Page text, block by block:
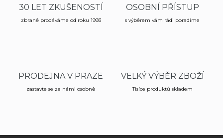
30 LET ZKUŠENOSTÍ
zbraně prodáváme od roku 1993
OSOBNÍ PŘÍSTUP
s výběrem vám rádi poradíme
PRODEJNA V PRAZE
zastavte se za námi osobně
VELKÝ VÝBĚR ZBOŽÍ
Tisíce produktů skladem